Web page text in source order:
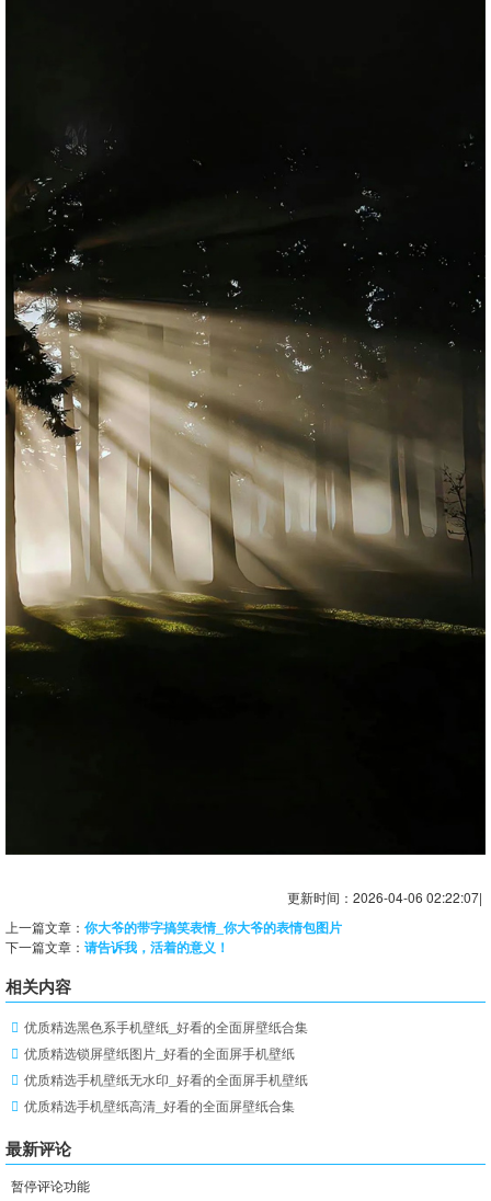
更新时间：2026-04-06 02:22:07|
上一篇文章： 你大爷的带字搞笑表情_你大爷的表情包图片
下一篇文章： 请告诉我，活着的意义！
相关内容
优质精选黑色系手机壁纸_好看的全面屏壁纸合集
优质精选锁屏壁纸图片_好看的全面屏手机壁纸
优质精选手机壁纸无水印_好看的全面屏手机壁纸
优质精选手机壁纸高清_好看的全面屏壁纸合集
最新评论
暂停评论功能